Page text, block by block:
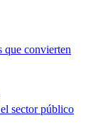
que convierten
sector público